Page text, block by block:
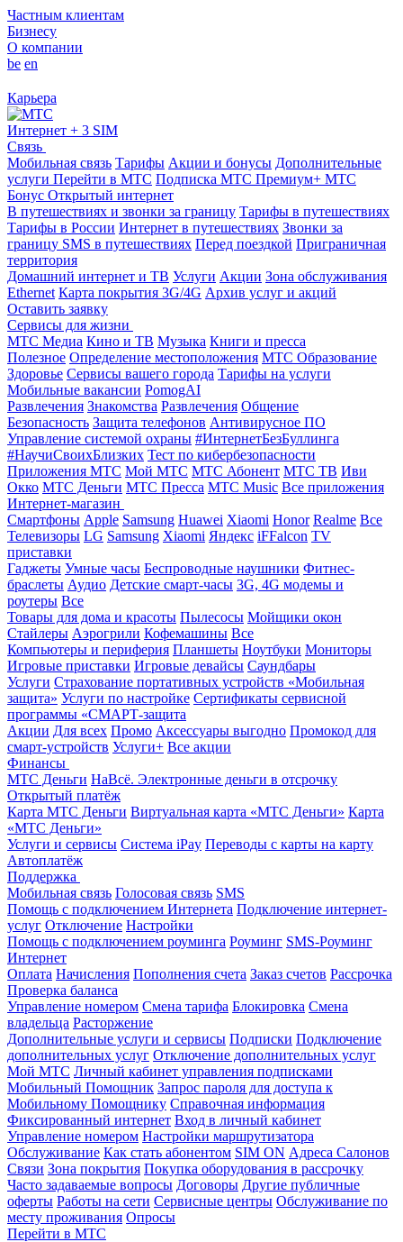
Частным клиентам
Бизнесу
О компании
be en
Карьера
Интернет + 3 SIM
Связь
Мобильная связь Тарифы Акции и бонусы Дополнительные
услуги Перейти в МТС Подписка МТС Премиум+ МТС
Бонус Открытый интернет
В путешествиях и звонки за границу Тарифы в путешествиях
Тарифы в России Интернет в путешествиях Звонки за
границу SMS в путешествиях Перед поездкой Приграничная
территория
Домашний интернет и ТВ Услуги Акции Зона обслуживания
Ethernet Карта покрытия 3G/4G Архив услуг и акций
Оставить заявку
Сервисы для жизни
МТС Медиа Кино и ТВ Музыка Книги и пресса
Полезное Определение местоположения МТС Образование
Здоровье Сервисы вашего города Тарифы на услуги
Мобильные вакансии PomogAI
Развлечения Знакомства Развлечения Общение
Безопасность Защита телефонов Антивирусное ПО
Управление системой охраны #ИнтернетБезБуллинга
#НаучиСвоихБлизких Тест по кибербезопасности
Приложения МТС Мой МТС МТС Абонент МТС ТВ Иви
Окко МТС Деньги МТС Пресса МТС Music Все приложения
Интернет-магазин
Смартфоны Apple Samsung Huawei Xiaomi Honor Realme Все
Телевизоры LG Samsung Xiaomi Яндекс iFFalcon TV
приставки
Гаджеты Умные часы Беспроводные наушники Фитнес-
браслеты Аудио Детские смарт-часы 3G, 4G модемы и
роутеры Все
Товары для дома и красоты Пылесосы Мойщики окон
Стайлеры Аэрогрили Кофемашины Все
Компьютеры и периферия Планшеты Ноутбуки Мониторы
Игровые приставки Игровые девайсы Саундбары
Услуги Страхование портативных устройств «Мобильная
защита» Услуги по настройке Сертификаты сервисной
программы «СМАРТ-защита
Акции Для всех Промо Аксессуары выгодно Промокод для
смарт-устройств Услуги+ Все акции
Финансы
МТС Деньги НаВсё. Электронные деньги в отсрочку
Открытый платёж
Карта МТС Деньги Виртуальная карта «МТС Деньги» Карта
«МТС Деньги»
Услуги и сервисы Система iPay Переводы с карты на карту
Автоплатёж
Поддержка
Мобильная связь Голосовая связь SMS
Помощь с подключением Интернета Подключение интернет-
услуг Отключение Настройки
Помощь с подключением роуминга Роуминг SMS-Роуминг
Интернет
Оплата Начисления Пополнения счета Заказ счетов Рассрочка
Проверка баланса
Управление номером Смена тарифа Блокировка Смена
владельца Расторжение
Дополнительные услуги и сервисы Подписки Подключение
дополнительных услуг Отключение дополнительных услуг
Мой МТС Личный кабинет управления подписками
Мобильный Помощник Запрос пароля для доступа к
Мобильному Помощнику Справочная информация
Фиксированный интернет Вход в личный кабинет
Управление номером Настройки маршрутизатора
Обслуживание Как стать абонентом SIM ON Адреса Салонов
Связи Зона покрытия Покупка оборудования в рассрочку
Часто задаваемые вопросы Договоры Другие публичные
оферты Работы на сети Сервисные центры Обслуживание по
месту проживания Опросы
Перейти в МТС